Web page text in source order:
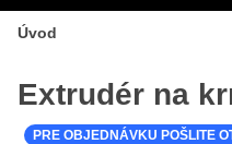
Úvod
Extrudér na
PRE OBJEDNÁVKU POŠLITE